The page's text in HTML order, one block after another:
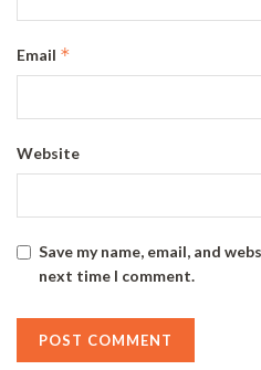
Email *
Website
Save my name, email, and
next time I comment.